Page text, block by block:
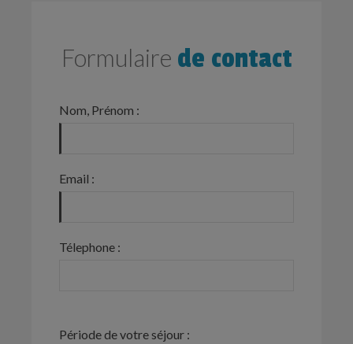
Formulaire de contact
Nom, Prénom :
Email :
Télephone :
Période de votre séjour :